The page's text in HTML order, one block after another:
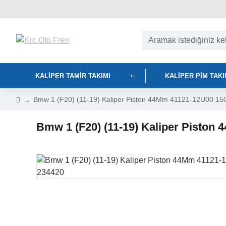
KALIPER TAMIR TAKIMI KALIPER PIM
Bmw 1 (F20) (11-19) Kaliper Piston 44Mm 41121-12U00
Bmw 1 (F20) (11-19) Kaliper Piston